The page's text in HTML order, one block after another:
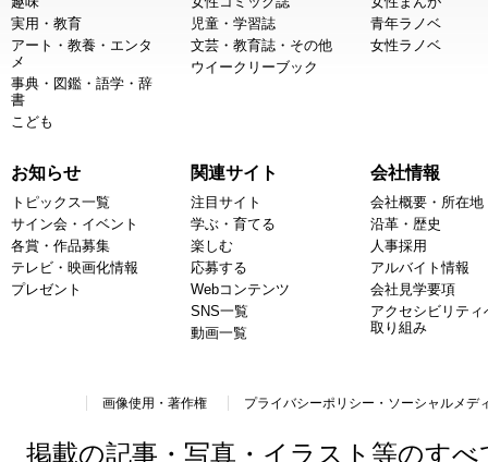
実用・教育
アート・教養・エンタ
メ
事典・図鑑・語学・辞
書
こども
児童・学習誌
文芸・教育誌・その他
ウイークリーブック
青年ラノベ
女性ラノベ
お知らせ
トピックス一覧
サイン会・イベント
各賞・作品募集
テレビ・映画化情報
プレゼント
関連サイト
注目サイト
学ぶ・育てる
楽しむ
応募する
Webコンテンツ
SNS一覧
動画一覧
会社情報
会社概要・所在地
沿革・歴史
人事採用
アルバイト情報
会社見学要項
アクセシビリティ
取り組み
画像使用・著作権 プライバシーポリシー・ソーシャルメデ
掲載の記事・写真・イラスト等のす